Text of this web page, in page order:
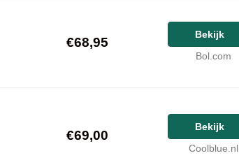
€68,95
Bekijk
Bol.com
€69,00
Bekijk
Coolblue.nl